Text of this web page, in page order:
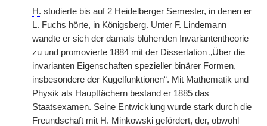
H. studierte bis auf 2 Heidelberger Semester, in denen er
L. Fuchs hörte, in Königsberg. Unter F. Lindemann
wandte er sich der damals blühenden Invariantentheorie
zu und promovierte 1884 mit der Dissertation „Über die
invarianten Eigenschaften spezieller binärer Formen,
insbesondere der Kugelfunktionen“. Mit Mathematik und
Physik als Hauptfächern bestand er 1885 das
Staatsexamen. Seine Entwicklung wurde stark durch die
Freundschaft mit H. Minkowski gefördert, der, obwohl